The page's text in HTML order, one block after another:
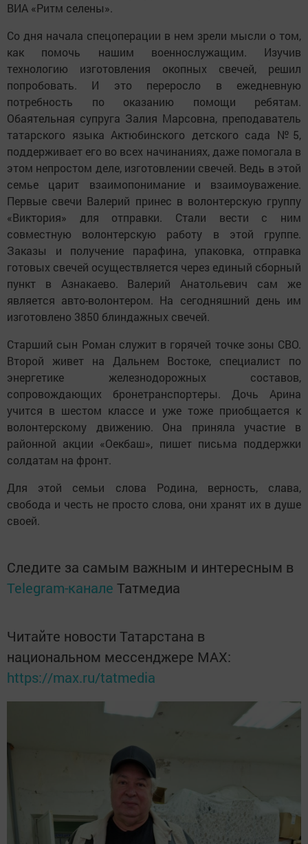
ВИА «Ритм селены».
Со дня начала спецоперации в нем зрели мысли о том,
как помочь нашим военнослужащим. Изучив
технологию изготовления окопных свечей, решил
попробовать. И это переросло в ежедневную
потребность по оказанию помощи ребятам.
Обаятельная супруга Залия Марсовна, преподаватель
татарского языка Актюбинского детского сада №5,
поддерживает его во всех начинаниях, даже помогала в
этом непростом деле, изготовлении свечей. Ведь в этой
семье царит взаимопонимание и взаимоуважение.
Первые свечи Валерий принес в волонтерскую группу
«Виктория» для отправки. Стали вести с ним
совместную волонтерскую работу в этой группе.
Заказы и получение парафина, упаковка, отправка
готовых свечей осуществляется через единый сборный
пункт в Азнакаево. Валерий Анатольевич сам же
является авто-волонтером. На сегодняшний день им
изготовлено 3850 блиндажных свечей.
Старший сын Роман служит в горячей точке зоны СВО.
Второй живет на Дальнем Востоке, специалист по
энергетике железнодорожных составов,
сопровождающих бронетранспортеры. Дочь Арина
учится в шестом классе и уже тоже приобщается к
волонтерскому движению. Она приняла участие в
районной акции «Оекбаш», пишет письма поддержки
солдатам на фронт.
Для этой семьи слова Родина, верность, слава,
свобода и честь не просто слова, они хранят их в душе
своей.
Следите за самым важным и интересным в
Telegram-канале Татмедиа
Читайте новости Татарстана в
национальном мессенджере MАХ:
https://max.ru/tatmedia